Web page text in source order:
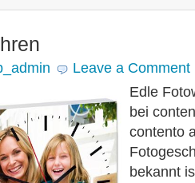
Leave a Comment
Edle
bei
contento
bekannt